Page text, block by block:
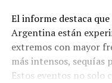
El informe destaca
Argentina están
extremos con mayor
más intensos, sequías
Estos eventos no solo